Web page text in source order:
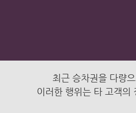
최근 승차권을 다량
이러한 행위는 타 고객의